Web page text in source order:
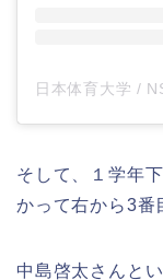
そして、１学年
かって右から3番
中島啓太さんと